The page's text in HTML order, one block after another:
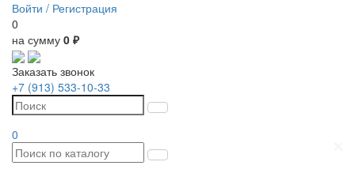
Войти / Регистрация
0
на сумму 0 ₽
Заказать звонок
+7 (913) 533-10-33
0